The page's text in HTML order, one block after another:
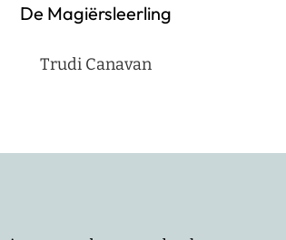
De Magiërsleerling
Trudi Canavan